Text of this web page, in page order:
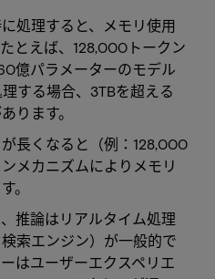
処理すると、メモリ使用
とえば、128,000トークン
億パラメーターのモデル
する場合、3TBを超える
ります。
長くなると（例：128,000
メカニズムによりメモリ
。
推論はリアルタイム処理
索エンジン）が一般的で
はユーザーエクスペリエ